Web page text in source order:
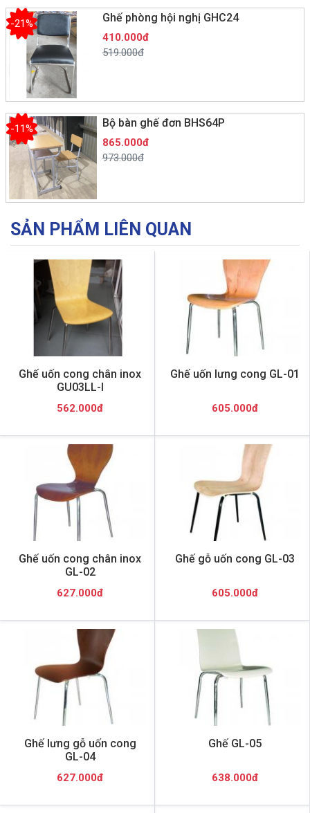
Ghế phòng hội nghị GHC24
-21%
410.000đ
519.000đ
Bộ bàn ghế đơn BHS64P
-11%
865.000đ
973.000đ
SẢN PHẨM LIÊN QUAN
Ghế uốn cong chân inox
GU03LL-I
562.000đ
Ghế uốn lưng cong GL-01
605.000đ
Ghế uốn cong chân inox
GL-02
627.000đ
Ghế gỗ uốn cong GL-03
605.000đ
Ghế lưng gỗ uốn cong
GL-04
627.000đ
Ghế GL-05
638.000đ